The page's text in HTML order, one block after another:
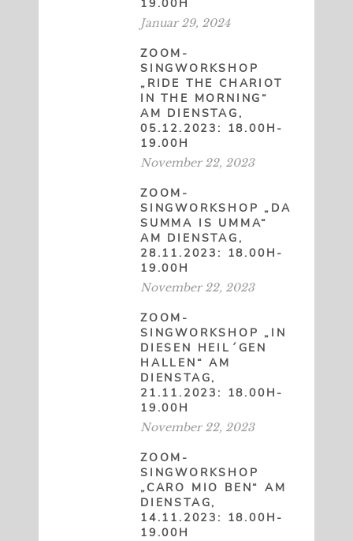
19.00H
Januar 29, 2024
ZOOM-
SINGWORKSHOP
„RIDE THE CHARIOT
IN THE MORNING“
AM DIENSTAG,
05.12.2023: 18.00H-
19.00H
November 22, 2023
ZOOM-
SINGWORKSHOP „DA
SUMMA IS UMMA“
AM DIENSTAG,
28.11.2023: 18.00H-
19.00H
November 22, 2023
ZOOM-
SINGWORKSHOP „IN
DIESEN HEIL´GEN
HALLEN“ AM
DIENSTAG,
21.11.2023: 18.00H-
19.00H
November 22, 2023
ZOOM-
SINGWORKSHOP
„CARO MIO BEN“ AM
DIENSTAG,
14.11.2023: 18.00H-
19.00H